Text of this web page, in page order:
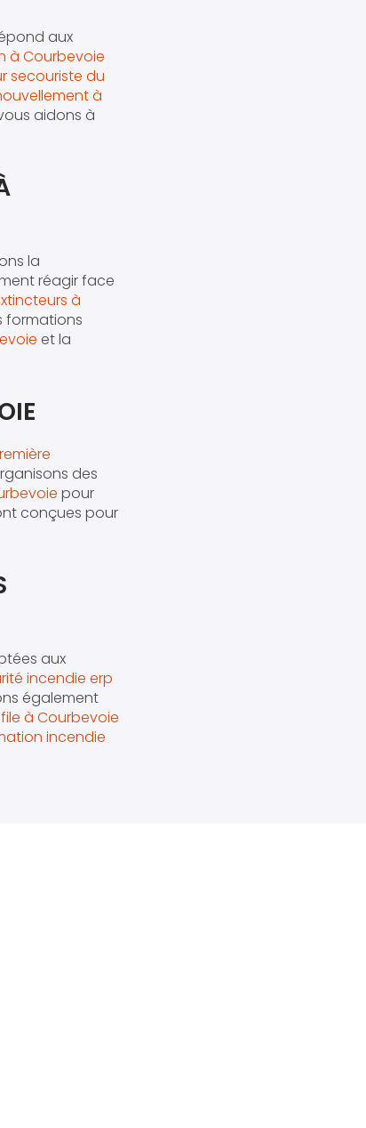
aux
à Courbevoie
secouriste du
à
aidons à
la
réagir face
à
formations
et la
des
pour
conçues pour
aux
incendie erp
également
à Courbevoie
incendie